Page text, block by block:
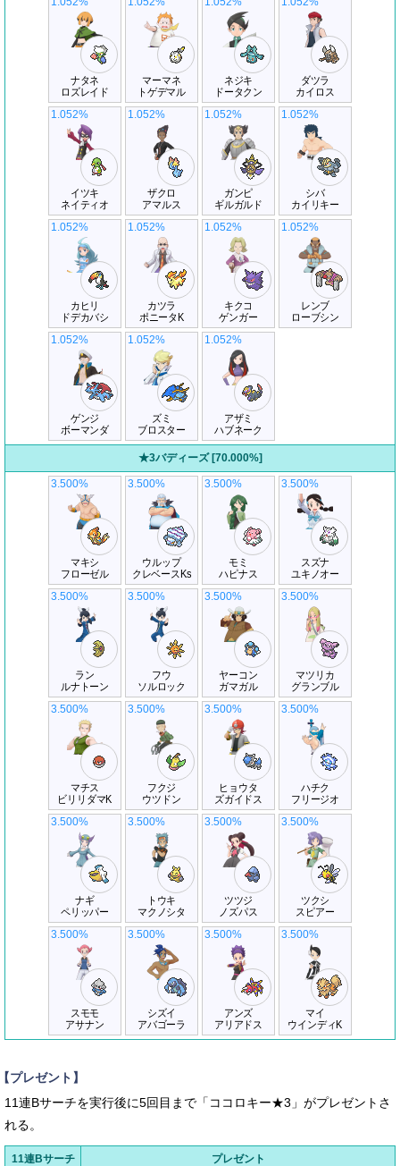
ナタネ
ロズレイド
マーマネ
トゲデマル
ネジキ
ドータクン
ダツラ
カイロス
イツキ
ネイティオ
1.052%
ザクロ
アマルス
1.052%
ガンピ
ギルガルド
1.052%
シバ
カイリキー
1.052%
カヒリ
ドデカバシ
1.052%
カツラ
ポニータK
1.052%
キクコ
ゲンガー
1.052%
レンブ
ローブシン
1.052%
ゲンジ
ボーマンダ
1.052%
ズミ
ブロスター
1.052%
アザミ
ハブネーク
1.052%
★3バディーズ [70.000%]
マキシ
フローゼル
3.500%
ウルップ
クレベースKs
3.500%
モミ
ハピナス
3.500%
スズナ
ユキノオー
3.500%
ラン
ルナトーン
3.500%
フウ
ソルロック
3.500%
ヤーコン
ガマガル
3.500%
マツリカ
グランブル
3.500%
マチス
ビリリダマK
3.500%
フクジ
ウツドン
3.500%
ヒョウタ
ズガイドス
3.500%
ハチク
フリージオ
3.500%
ナギ
ペリッパー
3.500%
トウキ
マクノシタ
3.500%
ツツジ
ノズパス
3.500%
ツクシ
スピアー
3.500%
スモモ
アサナン
3.500%
シズイ
アバゴーラ
3.500%
アンズ
アリアドス
3.500%
マイ
ウインディK
3.500%
プレゼント】
11連Bサーチを実行後に5回目まで「ココロキー★3」がプレゼントさ
れる。
11連Bサーチ プレゼント